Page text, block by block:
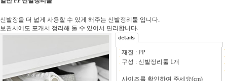
신발장을 더 넓게 사용할 수 있게 해주는 신발정리툴 입니다.
보관시에도 포개서 정리해 둘 수 있어서 편리합니다.
재질 : PP
구성 : 신발정리툴 1개
사이즈를 확인하여 주세요(cm)